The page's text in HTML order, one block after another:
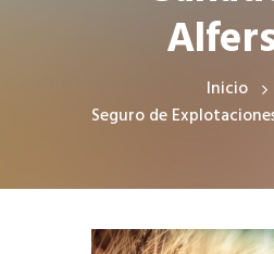
Inicio
Seguro de